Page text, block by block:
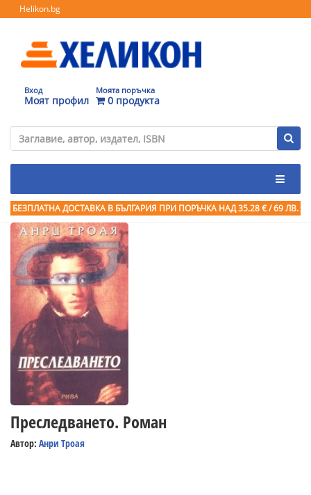
Helikon.bg
Вход
Моят профил
Моята поръчка
0 продукта
БЕЗПЛАТНА ДОСТАВКА В БЪЛГАРИЯ ПРИ ПОРЪЧКА НАД 35.28 € / 69 ЛВ.
Преследването. Роман
Автор: Анри Троая